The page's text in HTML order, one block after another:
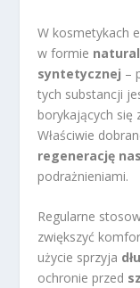
W kosmetykach
w formie
syntetycznej –
tych substancji
borykających się
Właściwie
regenerację
podrażnieniami.
Regularne
zwiększyć
użycie sprzyja
ochronie przed